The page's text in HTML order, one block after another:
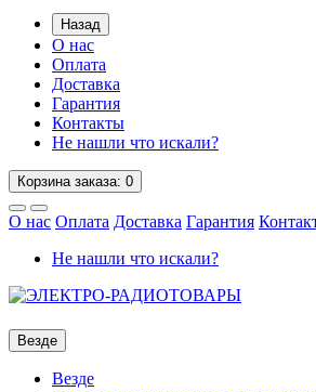
Назад
О нас
Оплата
Доставка
Гарантия
Контакты
Не нашли что искали?
Корзиназаказа: 0
О нас Оплата Доставка Гарантия
Не нашли что искали?
Везде
Везде